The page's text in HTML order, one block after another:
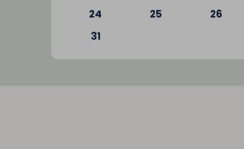
24 25 26
31